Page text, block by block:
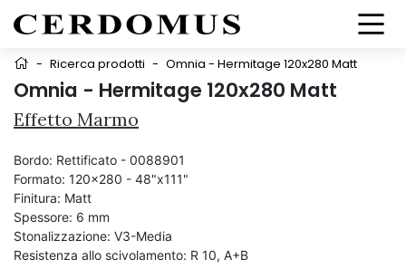
- Ricerca prodotti - Omnia - Hermitage 120x280 Matt
Omnia - Hermitage 120x280 Matt
Effetto Marmo
Bordo: Rettificato - 0088901
Formato: 120x280 - 48"x111"
Finitura: Matt
Spessore: 6 mm
Stonalizzazione: V3-Media
Resistenza allo scivolamento: R 10, A+B